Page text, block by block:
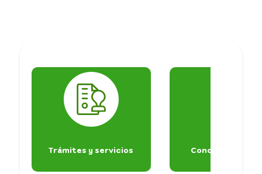
Trámites y servicios Conoce tu